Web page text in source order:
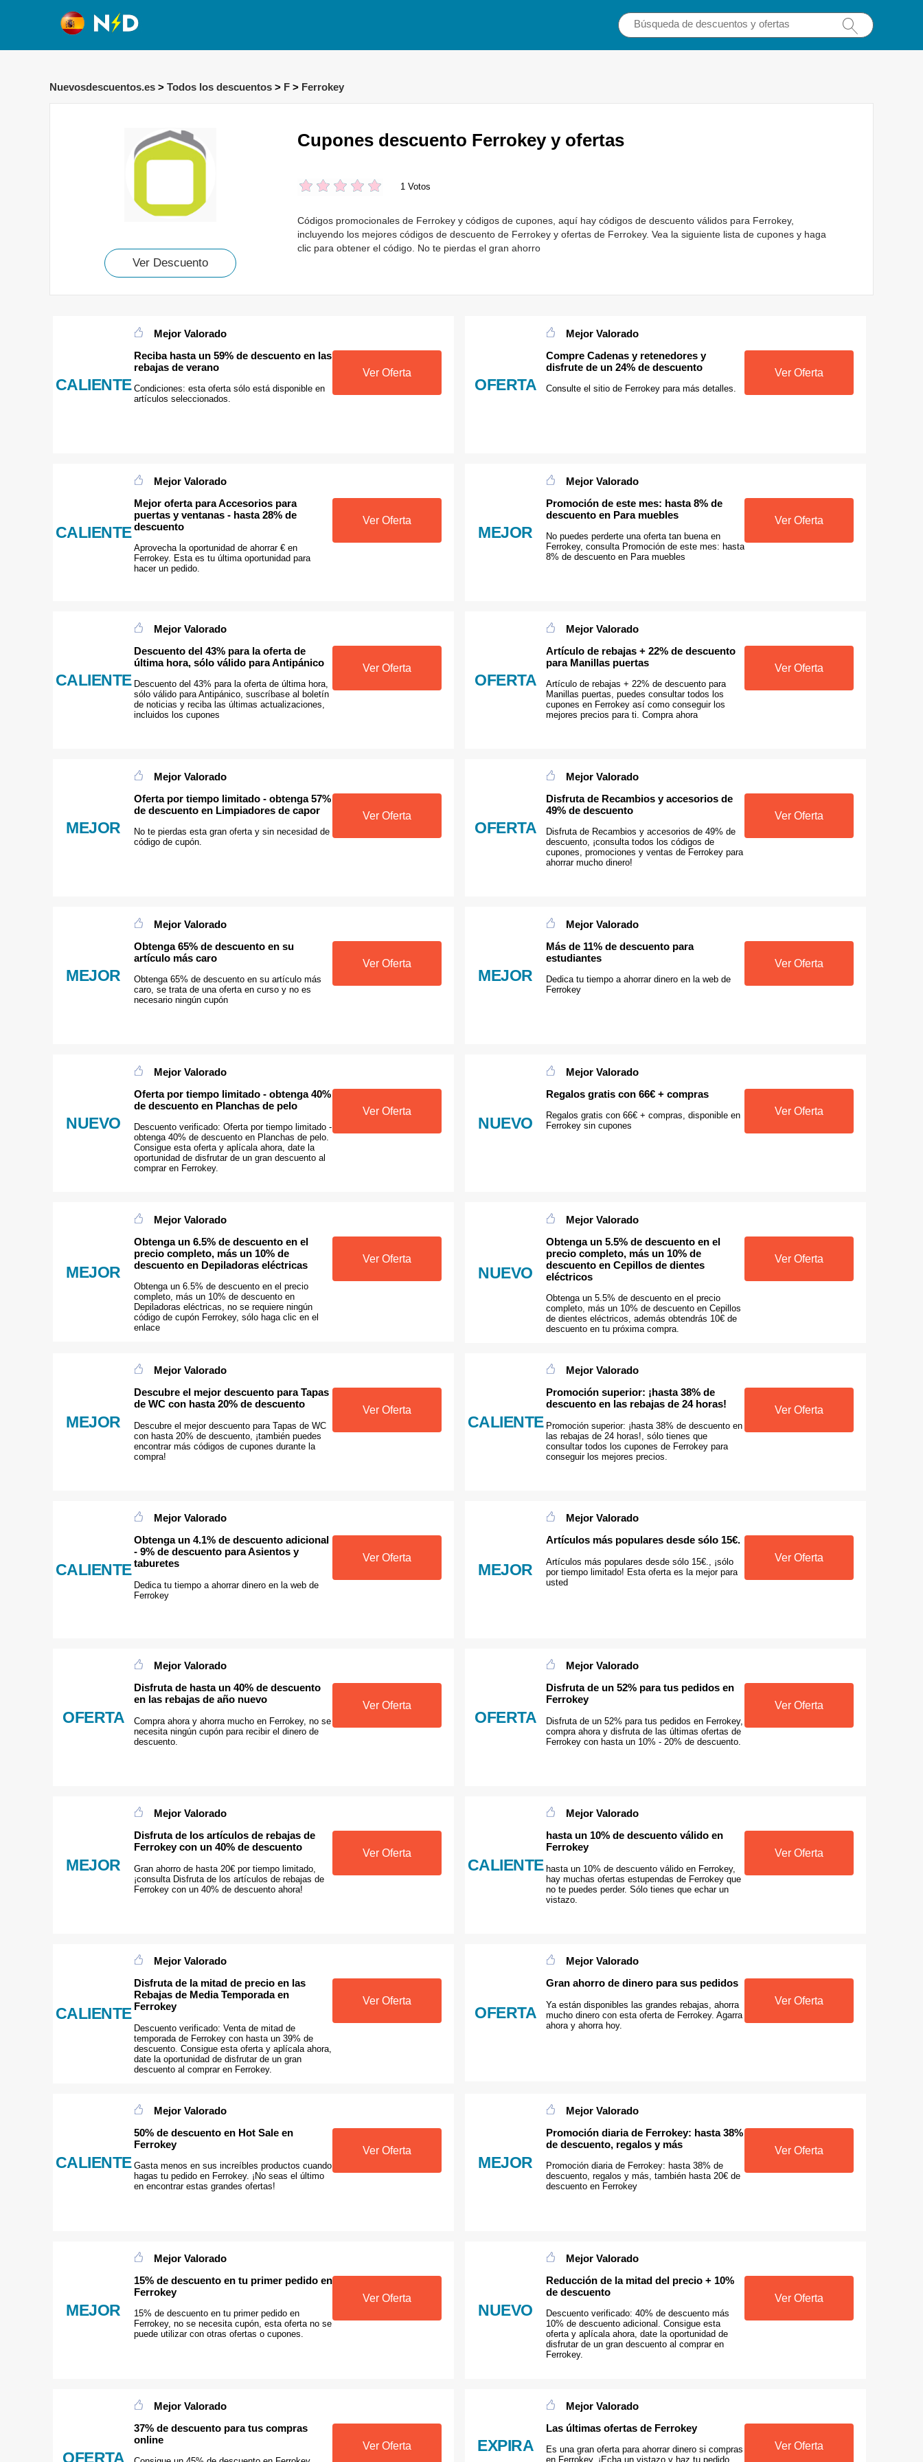
Nuevosdescuentos.es > Todos los descuentos > F > Ferrokey
Ver Descuento
Cupones descuento Ferrokey y ofertas
1 Votos
Códigos promocionales de Ferrokey y códigos de cupones, aquí hay códigos de descuento válidos para Ferrokey,
incluyendo los mejores códigos de descuento de Ferrokey y ofertas de Ferrokey. Vea la siguiente lista de cupones y haga
clic para obtener el código. No te pierdas el gran ahorro
CALIENTE
Mejor Valorado
Reciba hasta un 59% de descuento en las
rebajas de verano
Condiciones: esta oferta sólo está disponible en
artículos seleccionados.
Ver Oferta
OFERTA
Mejor Valorado
Compre Cadenas y retenedores y
disfrute de un 24% de descuento
Consulte el sitio de Ferrokey para más detalles.
Ver Oferta
CALIENTE
Mejor Valorado
Mejor oferta para Accesorios para
puertas y ventanas - hasta 28% de
descuento
Aprovecha la oportunidad de ahorrar € en
Ferrokey. Esta es tu última oportunidad para
hacer un pedido.
Ver Oferta
MEJOR
Mejor Valorado
Promoción de este mes: hasta 8% de
descuento en Para muebles
No puedes perderte una oferta tan buena en
Ferrokey, consulta Promoción de este mes: hasta
8% de descuento en Para muebles
Ver Oferta
CALIENTE
Mejor Valorado
Descuento del 43% para la oferta de
última hora, sólo válido para Antipánico
Descuento del 43% para la oferta de última hora,
sólo válido para Antipánico, suscríbase al boletín
de noticias y reciba las últimas actualizaciones,
incluidos los cupones
Ver Oferta
OFERTA
Mejor Valorado
Artículo de rebajas + 22% de descuento
para Manillas puertas
Artículo de rebajas + 22% de descuento para
Manillas puertas, puedes consultar todos los
cupones en Ferrokey así como conseguir los
mejores precios para ti. Compra ahora
Ver Oferta
MEJOR
Mejor Valorado
Oferta por tiempo limitado - obtenga 57%
de descuento en Limpiadores de capor
No te pierdas esta gran oferta y sin necesidad de
código de cupón.
Ver Oferta
OFERTA
Mejor Valorado
Disfruta de Recambios y accesorios de
49% de descuento
Disfruta de Recambios y accesorios de 49% de
descuento, ¡consulta todos los códigos de
cupones, promociones y ventas de Ferrokey para
ahorrar mucho dinero!
Ver Oferta
MEJOR
Mejor Valorado
Obtenga 65% de descuento en su
artículo más caro
Obtenga 65% de descuento en su artículo más
caro, se trata de una oferta en curso y no es
necesario ningún cupón
Ver Oferta
MEJOR
Mejor Valorado
Más de 11% de descuento para
estudiantes
Dedica tu tiempo a ahorrar dinero en la web de
Ferrokey
Ver Oferta
NUEVO
Mejor Valorado
Oferta por tiempo limitado - obtenga 40%
de descuento en Planchas de pelo
Descuento verificado: Oferta por tiempo limitado -
obtenga 40% de descuento en Planchas de pelo.
Consigue esta oferta y aplícala ahora, date la
oportunidad de disfrutar de un gran descuento al
comprar en Ferrokey.
Ver Oferta
NUEVO
Mejor Valorado
Regalos gratis con 66€ + compras
Regalos gratis con 66€ + compras, disponible en
Ferrokey sin cupones
Ver Oferta
MEJOR
Mejor Valorado
Obtenga un 6.5% de descuento en el
precio completo, más un 10% de
descuento en Depiladoras eléctricas
Obtenga un 6.5% de descuento en el precio
completo, más un 10% de descuento en
Depiladoras eléctricas, no se requiere ningún
código de cupón Ferrokey, sólo haga clic en el
enlace
Ver Oferta
NUEVO
Mejor Valorado
Obtenga un 5.5% de descuento en el
precio completo, más un 10% de
descuento en Cepillos de dientes
eléctricos
Obtenga un 5.5% de descuento en el precio
completo, más un 10% de descuento en Cepillos
de dientes eléctricos, además obtendrás 10€ de
descuento en tu próxima compra.
Ver Oferta
MEJOR
Mejor Valorado
Descubre el mejor descuento para Tapas
de WC con hasta 20% de descuento
Descubre el mejor descuento para Tapas de WC
con hasta 20% de descuento, ¡también puedes
encontrar más códigos de cupones durante la
compra!
Ver Oferta
CALIENTE
Mejor Valorado
Promoción superior: ¡hasta 38% de
descuento en las rebajas de 24 horas!
Promoción superior: ¡hasta 38% de descuento en
las rebajas de 24 horas!, sólo tienes que
consultar todos los cupones de Ferrokey para
conseguir los mejores precios.
Ver Oferta
CALIENTE
Mejor Valorado
Obtenga un 4.1% de descuento adicional
- 9% de descuento para Asientos y
taburetes
Dedica tu tiempo a ahorrar dinero en la web de
Ferrokey
Ver Oferta
MEJOR
Mejor Valorado
Artículos más populares desde sólo 15€.
Artículos más populares desde sólo 15€., ¡sólo
por tiempo limitado! Esta oferta es la mejor para
usted
Ver Oferta
OFERTA
Mejor Valorado
Disfruta de hasta un 40% de descuento
en las rebajas de año nuevo
Compra ahora y ahorra mucho en Ferrokey, no se
necesita ningún cupón para recibir el dinero de
descuento.
Ver Oferta
OFERTA
Mejor Valorado
Disfruta de un 52% para tus pedidos en
Ferrokey
Disfruta de un 52% para tus pedidos en Ferrokey,
compra ahora y disfruta de las últimas ofertas de
Ferrokey con hasta un 10% - 20% de descuento.
Ver Oferta
MEJOR
Mejor Valorado
Disfruta de los artículos de rebajas de
Ferrokey con un 40% de descuento
Gran ahorro de hasta 20€ por tiempo limitado,
¡consulta Disfruta de los artículos de rebajas de
Ferrokey con un 40% de descuento ahora!
Ver Oferta
CALIENTE
Mejor Valorado
hasta un 10% de descuento válido en
Ferrokey
hasta un 10% de descuento válido en Ferrokey,
hay muchas ofertas estupendas de Ferrokey que
no te puedes perder. Sólo tienes que echar un
vistazo.
Ver Oferta
CALIENTE
Mejor Valorado
Disfruta de la mitad de precio en las
Rebajas de Media Temporada en
Ferrokey
Descuento verificado: Venta de mitad de
temporada de Ferrokey con hasta un 39% de
descuento. Consigue esta oferta y aplícala ahora,
date la oportunidad de disfrutar de un gran
descuento al comprar en Ferrokey.
Ver Oferta
OFERTA
Mejor Valorado
Gran ahorro de dinero para sus pedidos
Ya están disponibles las grandes rebajas, ahorra
mucho dinero con esta oferta de Ferrokey. Agarra
ahora y ahorra hoy.
Ver Oferta
CALIENTE
Mejor Valorado
50% de descuento en Hot Sale en
Ferrokey
Gasta menos en sus increíbles productos cuando
hagas tu pedido en Ferrokey. ¡No seas el último
en encontrar estas grandes ofertas!
Ver Oferta
MEJOR
Mejor Valorado
Promoción diaria de Ferrokey: hasta 38%
de descuento, regalos y más
Promoción diaria de Ferrokey: hasta 38% de
descuento, regalos y más, también hasta 20€ de
descuento en Ferrokey
Ver Oferta
MEJOR
Mejor Valorado
15% de descuento en tu primer pedido en
Ferrokey
15% de descuento en tu primer pedido en
Ferrokey, no se necesita cupón, esta oferta no se
puede utilizar con otras ofertas o cupones.
Ver Oferta
NUEVO
Mejor Valorado
Reducción de la mitad del precio + 10%
de descuento
Descuento verificado: 40% de descuento más
10% de descuento adicional. Consigue esta
oferta y aplícala ahora, date la oportunidad de
disfrutar de un gran descuento al comprar en
Ferrokey.
Ver Oferta
OFERTA
Mejor Valorado
37% de descuento para tus compras
online
Ver Oferta
EXPIRA
Mejor Valorado
Las últimas ofertas de Ferrokey
Es una gran oferta para ahorrar dinero si compras
en Ferrokey. ¡Echa un vistazo y haz tu pedido
Ver Oferta